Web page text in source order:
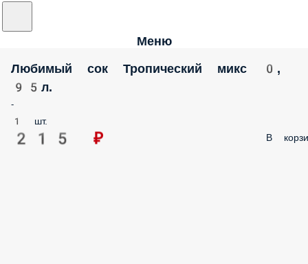
Меню
Любимый сок Тропический микс 0,
95л.
-
1 шт.
215 ₽ В